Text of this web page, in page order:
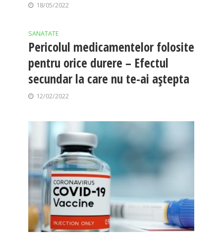
18/05/2022
SANATATE
Pericolul medicamentelor folosite
pentru orice durere – Efectul
secundar la care nu te-ai aștepta
12/02/2022